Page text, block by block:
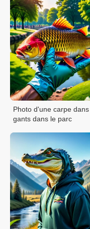
Photo d'une carpe dans
gants dans le parc